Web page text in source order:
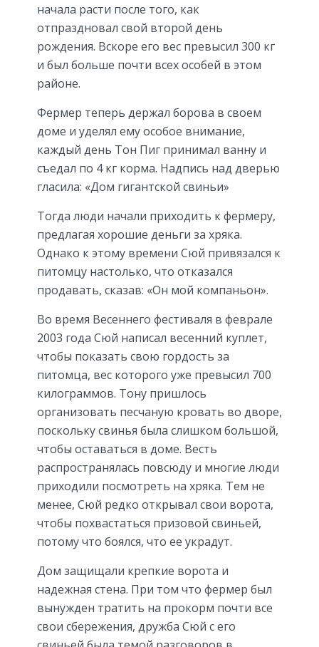
начала расти после того, как
отпраздновал свой второй день
рождения. Вскоре его вес превысил 300 кг
и был больше почти всех особей в этом
районе.
Фермер теперь держал борова в своем
доме и уделял ему особое внимание,
каждый день Тон Пиг принимал ванну и
съедал по 4 кг корма. Надпись над дверью
гласила: «Дом гигантской свиньи»
Тогда люди начали приходить к фермеру,
предлагая хорошие деньги за хряка.
Однако к этому времени Сюй привязался к
питомцу настолько, что отказался
продавать, сказав: «Он мой компаньон».
Во время Весеннего фестиваля в феврале
2003 года Сюй написал весенний куплет,
чтобы показать свою гордость за
питомца, вес которого уже превысил 700
килограммов. Тону пришлось
организовать песчаную кровать во дворе,
поскольку свинья была слишком большой,
чтобы оставаться в доме. Весть
распространялась повсюду и многие люди
приходили посмотреть на хряка. Тем не
менее, Сюй редко открывал свои ворота,
чтобы похвастаться призовой свиньей,
потому что боялся, что ее украдут.
Дом защищали крепкие ворота и
надежная стена. При том что фермер был
вынужден тратить на прокорм почти все
свои сбережения, дружба Сюй с его